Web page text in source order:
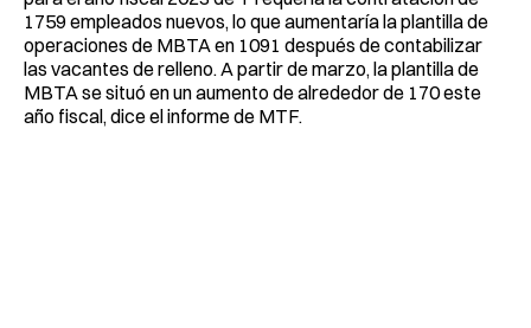
1759 empleados nuevos, lo que aumentaría la plantilla de
operaciones de MBTA en 1091 después de contabilizar
las vacantes de relleno. A partir de marzo, la plantilla de
MBTA se situó en un aumento de alrededor de 170 este
año fiscal, dice el informe de MTF.